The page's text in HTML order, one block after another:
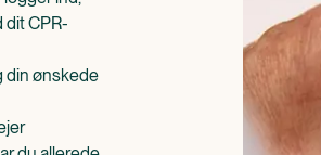
dit CPR-
din ønskede